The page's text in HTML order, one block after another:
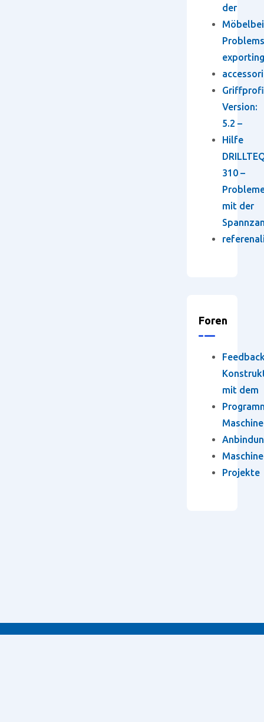
der
Problems
exporting
Version:
5.2 –
Hilfe
310 –
mit der
Foren
mit dem
Projekte